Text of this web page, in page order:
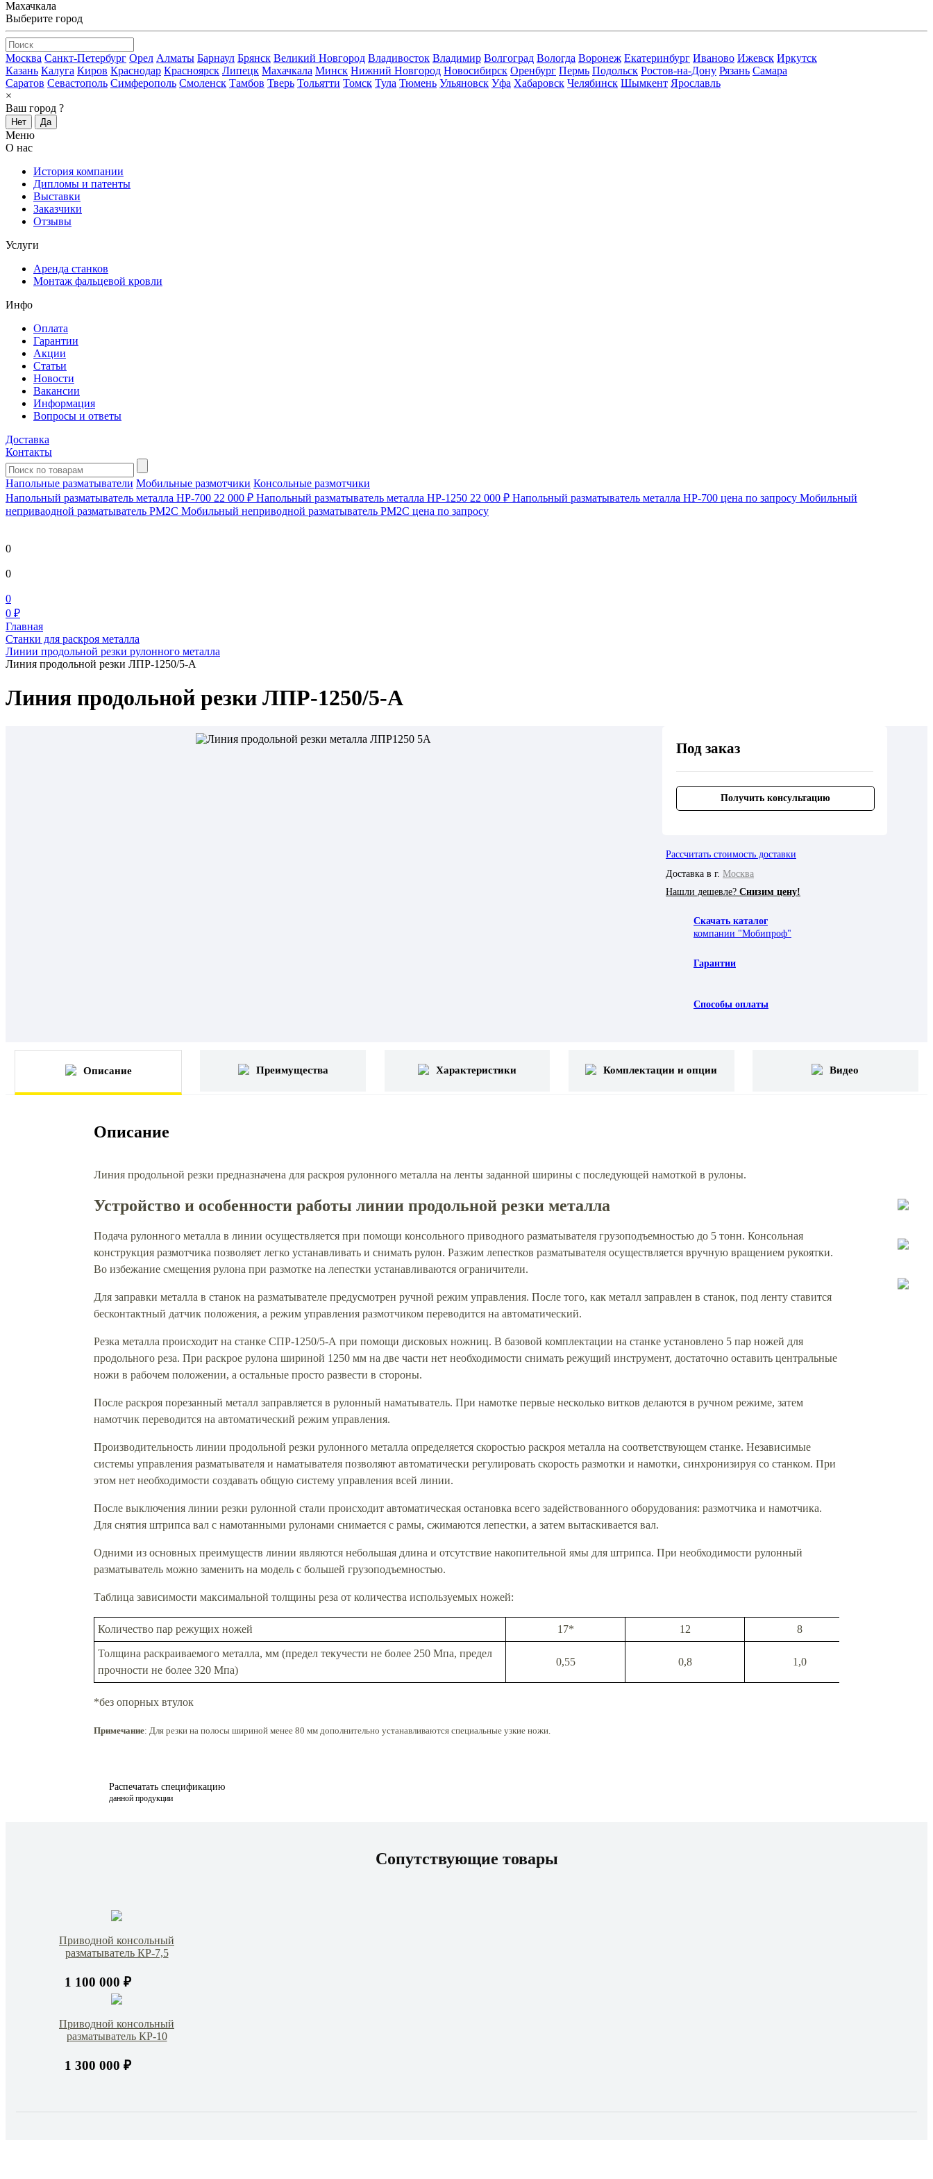
Махачкала
Выберите город
Москва Санкт-Петербург Орел Алматы Барнаул Брянск Великий Новгород Владивосток Владимир Волгоград Вологда Воронеж Екатеринбург Иваново Ижевск Иркутск
Казань Калуга Киров Краснодар Красноярск Липецк Махачкала Минск Нижний Новгород Новосибирск Оренбург Пермь Подольск Ростов-на-Дону Рязань Самара
Саратов Севастополь Симферополь Смоленск Тамбов Тверь Тольятти Томск Тула Тюмень Ульяновск Уфа Хабаровск Челябинск Шымкент Ярославль
×
Ваш город ?
Нет Да
Меню
О нас
История компании
Дипломы и патенты
Выставки
Заказчики
Отзывы
Услуги
Аренда станков
Монтаж фальцевой кровли
Инфо
Оплата
Гарантии
Акции
Статьи
Новости
Вакансии
Информация
Вопросы и ответы
Доставка
Контакты
Напольные разматыватели Мобильные размотчики Консольные размотчики
Напольный разматыватель металла HP-700 22 000 ₽ Напольный разматыватель металла HP-1250 22 000 ₽ Напольный разматыватель металла HP-700 цена по запросу Мобильный
непривaодной разматыватель РМ2С Мобильный неприводной разматыватель РМ2С цена по запросу
0
0
0
0 ₽
Главная
Станки для раскроя металла
Линии продольной резки рулонного металла
Линия продольной резки ЛПР-1250/5-А
Линия продольной резки ЛПР-1250/5-А
Под заказ
Получить консультацию
Рассчитать стоимость доставки
Доставка в г. Москва
Нашли дешевле? Снизим цену!
Скачать каталог
компании "Мобипроф"
Гарантии
Способы оплаты
Описание Преимущества Характеристики Комплектации и опции Видео
Описание
Линия продольной резки предназначена для раскроя рулонного металла на ленты заданной ширины с последующей намоткой в рулоны.
Устройство и особенности работы линии продольной резки металла
Подача рулонного металла в линии осуществляется при помощи консольного приводного разматывателя грузоподъемностью до 5 тонн. Консольная
конструкция размотчика позволяет легко устанавливать и снимать рулон. Разжим лепестков разматывателя осуществляется вручную вращением рукоятки.
Во избежание смещения рулона при размотке на лепестки устанавливаются ограничители.
Для заправки металла в станок на разматывателе предусмотрен ручной режим управления. После того, как металл заправлен в станок, под ленту ставится
бесконтактный датчик положения, а режим управления размотчиком переводится на автоматический.
Резка металла происходит на станке СПР-1250/5-А при помощи дисковых ножниц. В базовой комплектации на станке установлено 5 пар ножей для
продольного реза. При раскрое рулона шириной 1250 мм на две части нет необходимости снимать режущий инструмент, достаточно оставить центральные
ножи в рабочем положении, а остальные просто развести в стороны.
После раскроя порезанный металл заправляется в рулонный наматыватель. При намотке первые несколько витков делаются в ручном режиме, затем
намотчик переводится на автоматический режим управления.
Производительность линии продольной резки рулонного металла определяется скоростью раскроя металла на соответствующем станке. Независимые
системы управления разматывателя и наматывателя позволяют автоматически регулировать скорость размотки и намотки, синхронизируя со станком. При
этом нет необходимости создавать общую систему управления всей линии.
После выключения линии резки рулонной стали происходит автоматическая остановка всего задействованного оборудования: размотчика и намотчика.
Для снятия штрипса вал с намотанными рулонами снимается с рамы, сжимаются лепестки, а затем вытаскивается вал.
Одними из основных преимуществ линии являются небольшая длина и отсутствие накопительной ямы для штрипса. При необходимости рулонный
разматыватель можно заменить на модель с большей грузоподъемностью.
Таблица зависимости максимальной толщины реза от количества используемых ножей:
Количество пар режущих ножей 17* 12 8
Толщина раскраиваемого металла, мм (предел текучести не более 250 Мпа, предел
прочности не более 320 Мпа)
0,55 0,8 1,0
*без опорных втулок
Примечание: Для резки на полосы шириной менее 80 мм дополнительно устанавливаются специальные узкие ножи.
Распечатать спецификацию
данной продукции
Сопутствующие товары
Приводной консольный
разматыватель КР-7,5
1 100 000 ₽
Приводной консольный
разматыватель КР-10
1 300 000 ₽